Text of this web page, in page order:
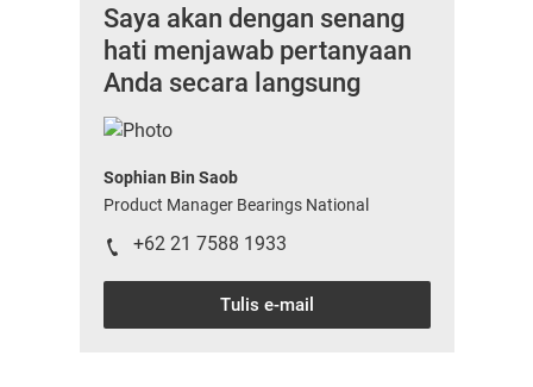
Saya akan dengan senang
hati menjawab pertanyaan
Anda secara langsung
Sophian Bin Saob
Product Manager Bearings National
+62 21 7588 1933
Tulis e-mail